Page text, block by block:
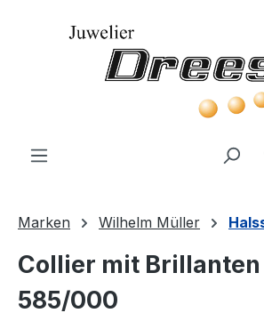
Zum Hauptinhalt springen
Marken Wilhelm Müller
Collier mit
585/000